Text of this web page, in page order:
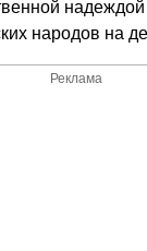
надеждой
народов на
Реклама